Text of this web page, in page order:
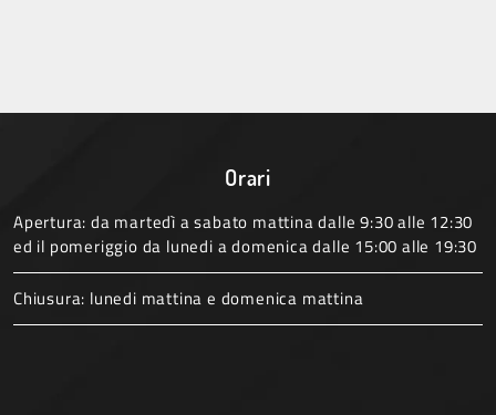
Orari
Apertura: da martedì a sabato mattina dalle 9:30 alle 12:30
ed il pomeriggio da lunedi a domenica dalle 15:00 alle 19:30
Chiusura: lunedi mattina e domenica mattina